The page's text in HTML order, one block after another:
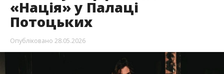
«Нація» у Палаці
Потоцьких
Опубліковано 28.05.2026